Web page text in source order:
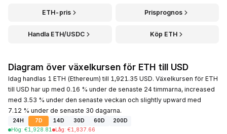
ETH-pris Prisprognos
Handla ETH/USDC Köp ETH
Diagram över växelkursen för ETH till USD
Idag handlas 1 ETH (Ethereum) till 1,921.35 USD. Växelkursen för ETH
till USD har up med 0.16 % under de senaste 24 timmarna, increased
med 3.53 % under den senaste veckan och slightly upward med
7.12 % under de senaste 30 dagarna.
24H 7D 14D 30D 60D
200D
Hög: €1,928.81 Låg: €1,837.66